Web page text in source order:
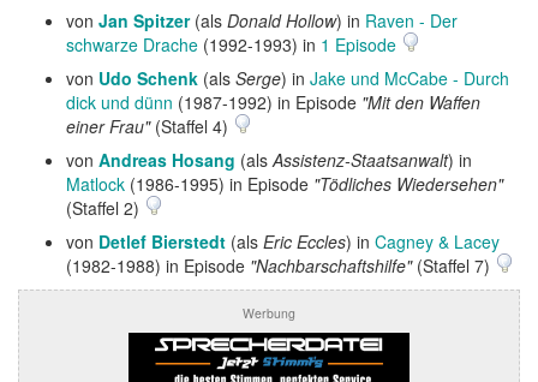
von Jan Spitzer(als Donald Hollow) in Raven - Der
schwarze Drache (1992-1993) in 1 Episode
von Udo Schenk (als Serge) in Jake und McCabe - Durch
dick und dünn (1987-1992) in Episode "Mit den Waffen
einer Frau"(Staffel 4)
von Andreas Hosang (alsAssistenz-Staatsanwalt) in
Matlock (1986-1995) in Episode "Tödliches Wiedersehen"
(Staffel 2)
von Detlef Bierstedt (als Eric Eccles) in Cagney & Lacey
(1982-1988) in Episode "Nachbarschaftshilfe"(Staffel 7)
Werbung